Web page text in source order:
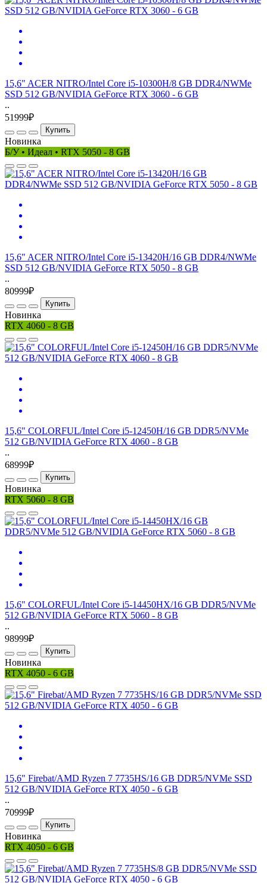
15,6" ACER NITRO/Intel Core i5-10300H/8 GB DDR4/NWMe
SSD 512 GB/NVIDIA GeForce RTX 3060 - 6 GB
..
51999₽
Купить
Новинка
Б/У • Идеал • RTX 5050 - 8 GB
15,6" ACER NITRO/Intel Core i5-13420H/16 GB DDR4/NWMe
SSD 512 GB/NVIDIA GeForce RTX 5050 - 8 GB
..
80999₽
Купить
Новинка
RTX 4060 - 8 GB
15,6" COLORFUL/Intel Core i5-12450H/16 GB DDR5/NVMe
512 GB/NVIDIA GeForce RTX 4060 - 8 GB
..
68999₽
Купить
Новинка
RTX 5060 - 8 GB
15,6" COLORFUL/Intel Core i5-14450HX/16 GB DDR5/NVMe
512 GB/NVIDIA GeForce RTX 5060 - 8 GB
..
98999₽
Купить
Новинка
RTX 4050 - 6 GB
15,6" Firebat/AMD Ryzen 7 7735HS/16 GB DDR5/NVMe SSD
512 GB/NVIDIA GeForce RTX 4050 - 6 GB
..
70999₽
Купить
Новинка
RTX 4050 - 6 GB